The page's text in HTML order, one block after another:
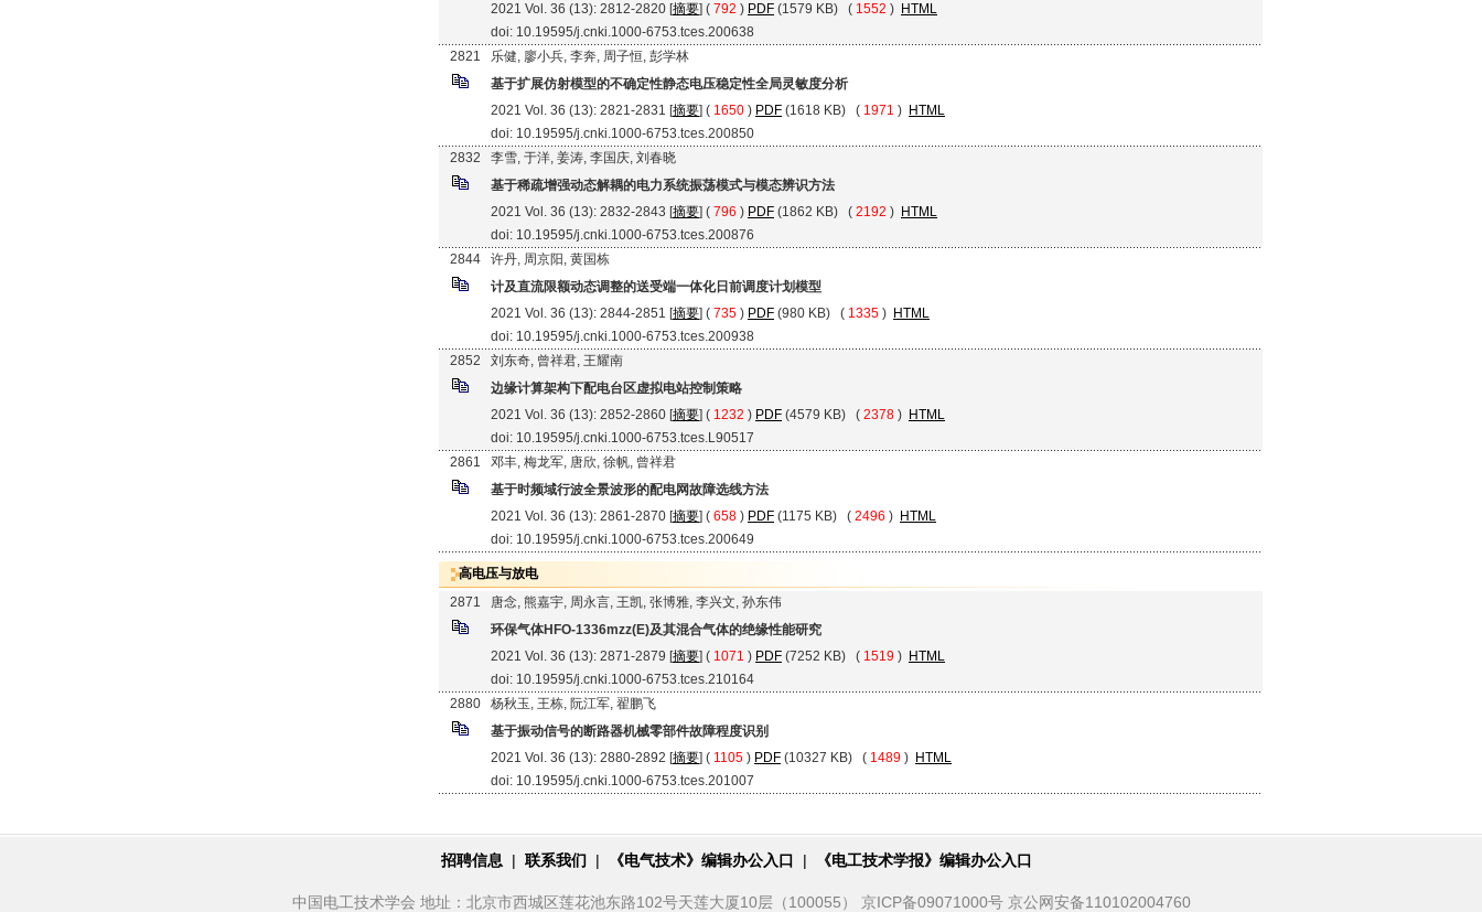
2021 Vol. 36 (13): 2812-2820 [摘要] ( 792 ) PDF (1579 KB) ( 1552 ) HTML
doi: 10.19595/j.cnki.1000-6753.tces.200638
2821
乐健, 廖小兵, 李奔, 周子恒, 彭学林
基于扩展仿射模型的不确定性静态电压稳定性全局灵敏度分析
2021 Vol. 36 (13): 2821-2831 [摘要] ( 1650 ) PDF (1618 KB) ( 1971 ) HTML
doi: 10.19595/j.cnki.1000-6753.tces.200850
2832
李雪, 于洋, 姜涛, 李国庆, 刘春晓
基于稀疏增强动态解耦的电力系统振荡模式与模态辨识方法
2021 Vol. 36 (13): 2832-2843 [摘要] ( 796 ) PDF (1862 KB) ( 2192 ) HTML
doi: 10.19595/j.cnki.1000-6753.tces.200876
2844
许丹, 周京阳, 黄国栋
计及直流限额动态调整的送受端一体化日前调度计划模型
2021 Vol. 36 (13): 2844-2851 [摘要] ( 735 ) PDF (980 KB) ( 1335 ) HTML
doi: 10.19595/j.cnki.1000-6753.tces.200938
2852
刘东奇, 曾祥君, 王耀南
边缘计算架构下配电台区虚拟电站控制策略
2021 Vol. 36 (13): 2852-2860 [摘要] ( 1232 ) PDF (4579 KB) ( 2378 ) HTML
doi: 10.19595/j.cnki.1000-6753.tces.L90517
2861
邓丰, 梅龙军, 唐欣, 徐帆, 曾祥君
基于时频域行波全景波形的配电网故障选线方法
2021 Vol. 36 (13): 2861-2870 [摘要] ( 658 ) PDF (1175 KB) ( 2496 ) HTML
doi: 10.19595/j.cnki.1000-6753.tces.200649
高电压与放电
2871
唐念, 熊嘉宇, 周永言, 王凯, 张博雅, 李兴文, 孙东伟
环保气体HFO-1336mzz(E)及其混合气体的绝缘性能研究
2021 Vol. 36 (13): 2871-2879 [摘要] ( 1071 ) PDF (7252 KB) ( 1519 ) HTML
doi: 10.19595/j.cnki.1000-6753.tces.210164
2880
杨秋玉, 王栋, 阮江军, 翟鹏飞
基于振动信号的断路器机械零部件故障程度识别
2021 Vol. 36 (13): 2880-2892 [摘要] ( 1105 ) PDF (10327 KB) ( 1489 ) HTML
doi: 10.19595/j.cnki.1000-6753.tces.201007
招聘信息 | 联系我们 | 《电气技术》编辑办公入口 | 《电工技术学报》编辑办公入口
中国电工技术学会 地址：北京市西城区莲花池东路102号天莲大厦10层（100055） 京ICP备09071000号 京公网安备110102004760